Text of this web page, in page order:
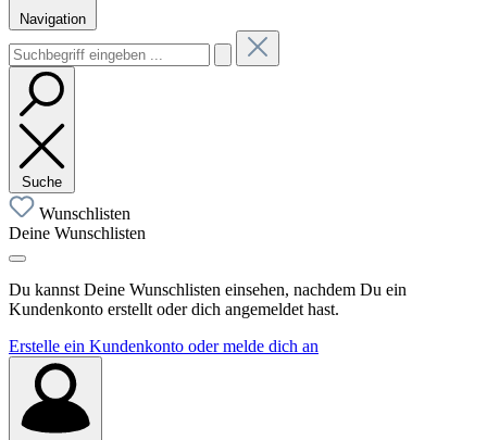
Navigation
Suche
Wunschlisten
Deine Wunschlisten
Du kannst Deine Wunschlisten einsehen, nachdem Du ein
Kundenkonto erstellt oder dich angemeldet hast.
Erstelle ein Kundenkonto oder melde dich an